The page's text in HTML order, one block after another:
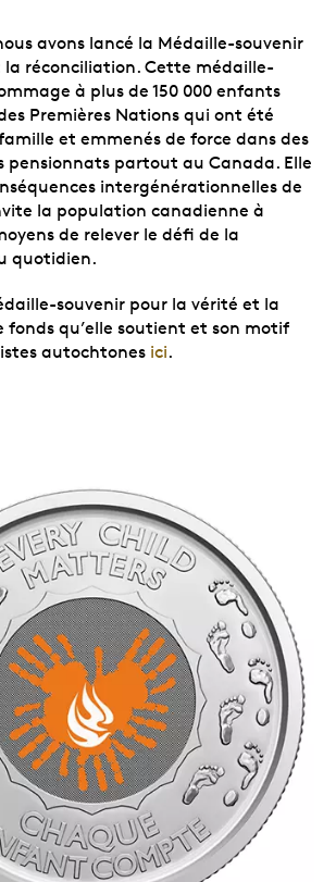
avons lancé la Médaille-souvenir
la réconciliation. Cette médaille-
à plus de 150 000 enfants
Premières Nations qui ont été
et emmenés de force dans des
pensionnats partout au Canada. Elle
intergénérationnelles de
la population canadienne à
de relever le défi de la
quotidien.
souvenir pour la vérité et la
fonds qu’elle soutient et son motif
autochtones ici.